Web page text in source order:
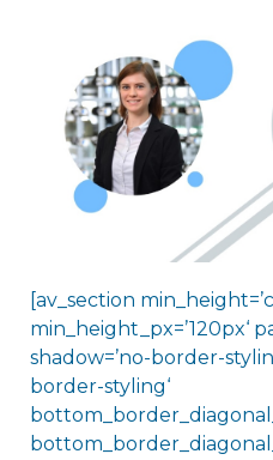
[av_section
min_height_px=’120px‘
shadow=’no-border-
border-styling‘